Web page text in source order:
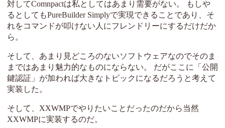
対してComnpactは私としてはあまり需要がない。 もしや
るとしてもPureBuilder Simplyで実現できることであり、そ
れをコマンドが叩けない人にフレンドリーにするだけだか
ら。
そして、あまり見どころのないソフトウェアなのでそのま
まではあまり魅力的なものにならない。 だがここに「公開
鍵認証」が加われば大きなトピックになるだろうと考えて
実装した。
そして、XXWMPでやりたいことだったのだから当然
XXWMPに実装するのだ。